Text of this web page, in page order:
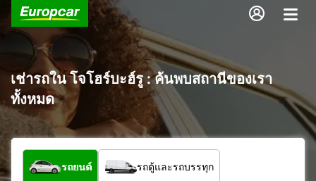
เช่ารถใน โจโฮร์บะฮ์รู : ค้นพบสถานีของเรา
ทั้งหมด
รถประเภทใด
รถยนต์ รถตู้และรถบรรทุก